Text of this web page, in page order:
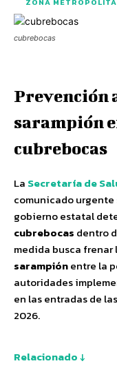
cubrebocas
Prevención
sarampión
cubrebocas
La Secretaría de
comunicado urgente
gobierno estatal
cubrebocas dentro
medida busca
sarampiónentre la
autoridades
en las entradas de
2026.
Relacionado ↓